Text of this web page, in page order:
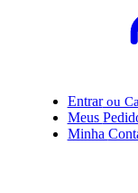
Entrar
Meus
Minha